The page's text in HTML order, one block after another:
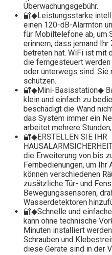
Überwachungsgebühr.
🔐◆Leistungsstarke
einen 120-dB-Alarmton
für Mobiltelefone ab, um
erinnern, dass jemand
betreten hat. WiFi ist mit
die ferngesteuert werden
oder unterwegs sind. Sie
schützen.
🔐◆Mini-Basisstation◆
klein und einfach zu
beschädigt die Wand
das System immer ein
arbeitet mehrere
🔐◆ERSTELLEN SIE IHR
die Erweiterung von bis
Fernbedienungen, um
können verschiedenen
zusätzliche Tür- und
Bewegungssensoren,
Wasserdetektoren
🔐◆Schnelle und
kann ohne technische
Minuten installiert
Schrauben und
diese Geräte sind in der